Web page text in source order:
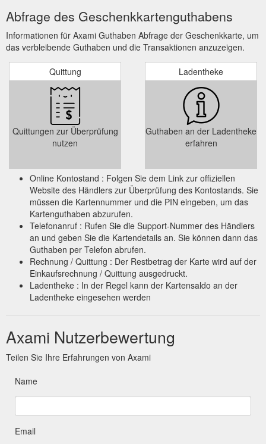
Abfrage des Geschenkkartenguthabens
Informationen für Axami Guthaben Abfrage der Geschenkkarte, um
das verbleibende Guthaben und die Transaktionen anzuzeigen.
Quittung
Quittungen zur Überprüfung
nutzen
Ladentheke
Guthaben an der Ladentheke
erfahren
Online Kontostand : Folgen Sie dem Link zur offiziellen
Website des Händlers zur Überprüfung des Kontostands. Sie
müssen die Kartennummer und die PIN eingeben, um das
Kartenguthaben abzurufen.
Telefonanruf : Rufen Sie die Support-Nummer des Händlers
an und geben Sie die Kartendetails an. Sie können dann das
Guthaben per Telefon abrufen.
Rechnung / Quittung : Der Restbetrag der Karte wird auf der
Einkaufsrechnung / Quittung ausgedruckt.
Ladentheke : In der Regel kann der Kartensaldo an der
Ladentheke eingesehen werden
Axami Nutzerbewertung
Teilen Sie Ihre Erfahrungen von Axami
Name
Email